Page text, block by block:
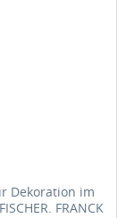
Dekoration im
FRANCK